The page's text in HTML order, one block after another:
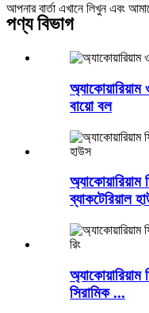
আপনার বার্তা এখানে লিখুন এবং
পণ্য বিভাগ
অ্যাকোয়ারিয়াম
বায়ো বল
অ্যাকোয়ারিয়াম
ব্যাকটেরিয়াল
অ্যাকোয়ারিয়াম
সিরামিক ...